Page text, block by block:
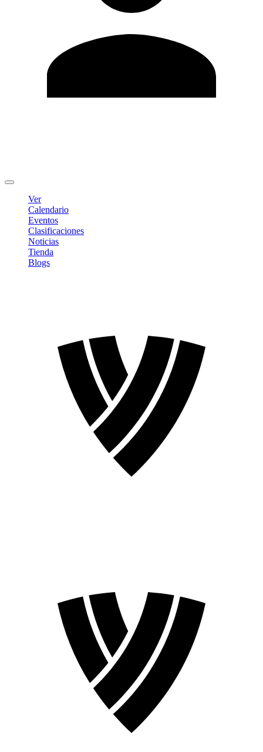
Ver
Calendario
Eventos
Clasificaciones
Noticias
Tienda
Blogs